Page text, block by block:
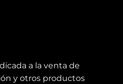
a la venta de
y otros productos